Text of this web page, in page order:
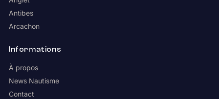
Antibes
Arcachon
Informations
À propos
News Nautisme
Contact